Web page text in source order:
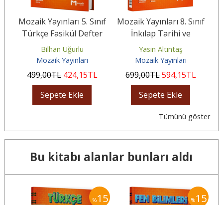
Mozaik Yayınları 5. Sınıf
Türkçe Fasikül Defter
Bilhan Uğurlu
Mozaik Yayınları
499,00TL 424,15TL
Sepete Ekle
Mozaik Yayınları 8. Sınıf
İnkılap Tarihi ve
Atatürkçülük Fasikül
Defter
Yasin Altıntaş
Mozaik Yayınları
699,00TL594,15TL
Sepete Ekle
Tümünü göster
Bu kitabı alanlar bunları aldı
%15 %15